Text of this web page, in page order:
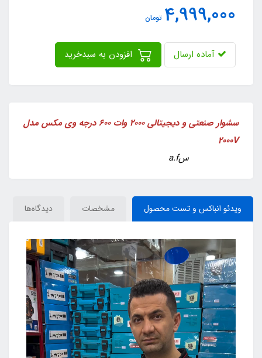
4,999,000 تومان
آماده ارسال
سشوار صنعتی و دیجیتالی 2000 وات 600 درجه وی مکس مدل
سa.f
ویدئو انباکس و تست محصول مشخصات دیدگاه‌ها